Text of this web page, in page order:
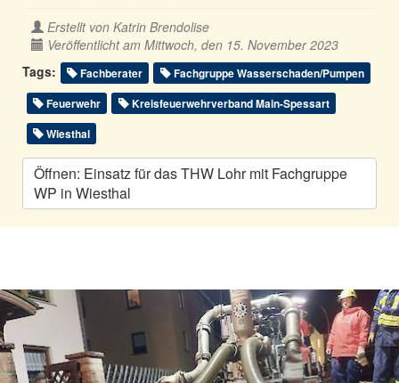
Erstellt von Katrin Brendolise
Veröffentlicht am Mittwoch, den 15. November 2023
Tags:
Fachberater
Fachgruppe Wasserschaden/Pumpen
Feuerwehr
Kreisfeuerwehrverband Main-Spessart
Wiesthal
Öffnen: Einsatz für das THW Lohr mit Fachgruppe
WP in Wiesthal